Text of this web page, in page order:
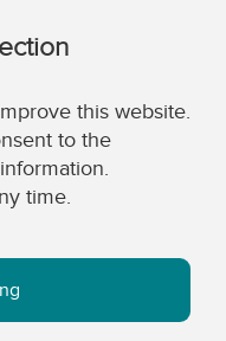
this website.
to the
time.